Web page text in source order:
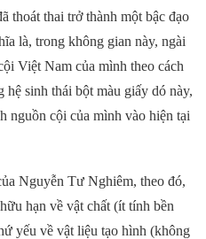
thoát thai trở thành một bậc đạo
là, trong không gian này, ngài
Việt Nam của mình theo cách
sinh thái bột màu giấy dó này,
nguồn cội của mình vào hiện tại
Nguyễn Tư Nghiêm, theo đó,
hạn về vật chất (ít tính bền
yếu về vật liệu tạo hình (không